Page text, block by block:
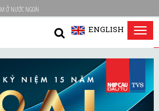
Ở NƯỚC NGOÀI
ENGLISH